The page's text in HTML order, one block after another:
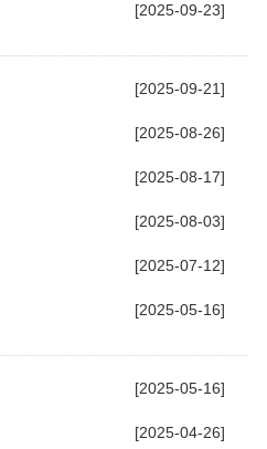
[2025-09-23]
[2025-09-21]
[2025-08-26]
[2025-08-17]
[2025-08-03]
[2025-07-12]
[2025-05-16]
[2025-05-16]
[2025-04-26]